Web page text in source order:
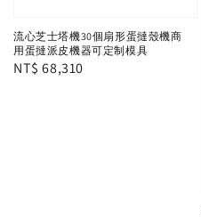
流心芝士塔機30個扇形蛋撻殼機商
用蛋撻派皮機器可定制模具
Regular
NT$ 68,310